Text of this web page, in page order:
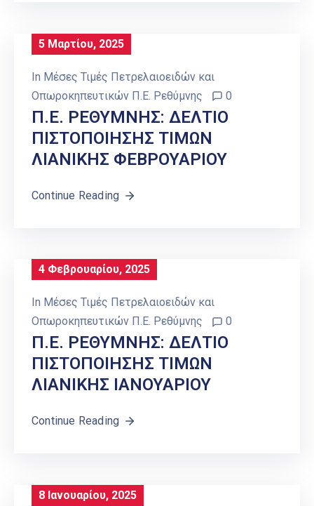
5 Μαρτίου, 2025
In Μέσες Τιμές Πετρελαιοειδών και
Οπωροκηπευτικών Π.Ε. Ρεθύμνης
0
Π.Ε. ΡΕΘΥΜΝΗΣ: ΔΕΛΤΙΟ
ΠΙΣΤΟΠΟΙΗΣΗΣ ΤΙΜΩΝ
ΛΙΑΝΙΚΗΣ ΦΕΒΡΟΥΑΡΙΟΥ
Continue Reading
4 Φεβρουαρίου, 2025
In Μέσες Τιμές Πετρελαιοειδών και
Οπωροκηπευτικών Π.Ε. Ρεθύμνης
0
Π.Ε. ΡΕΘΥΜΝΗΣ: ΔΕΛΤΙΟ
ΠΙΣΤΟΠΟΙΗΣΗΣ ΤΙΜΩΝ
ΛΙΑΝΙΚΗΣ ΙΑΝΟΥΑΡΙΟΥ
Continue Reading
8 Ιανουαρίου, 2025